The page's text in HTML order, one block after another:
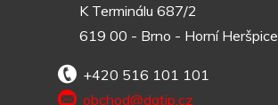
K Terminálu 687/2
619 00 - Brno - Horní Heršpice
+420 516 101 101
obchod@dgtip.cz